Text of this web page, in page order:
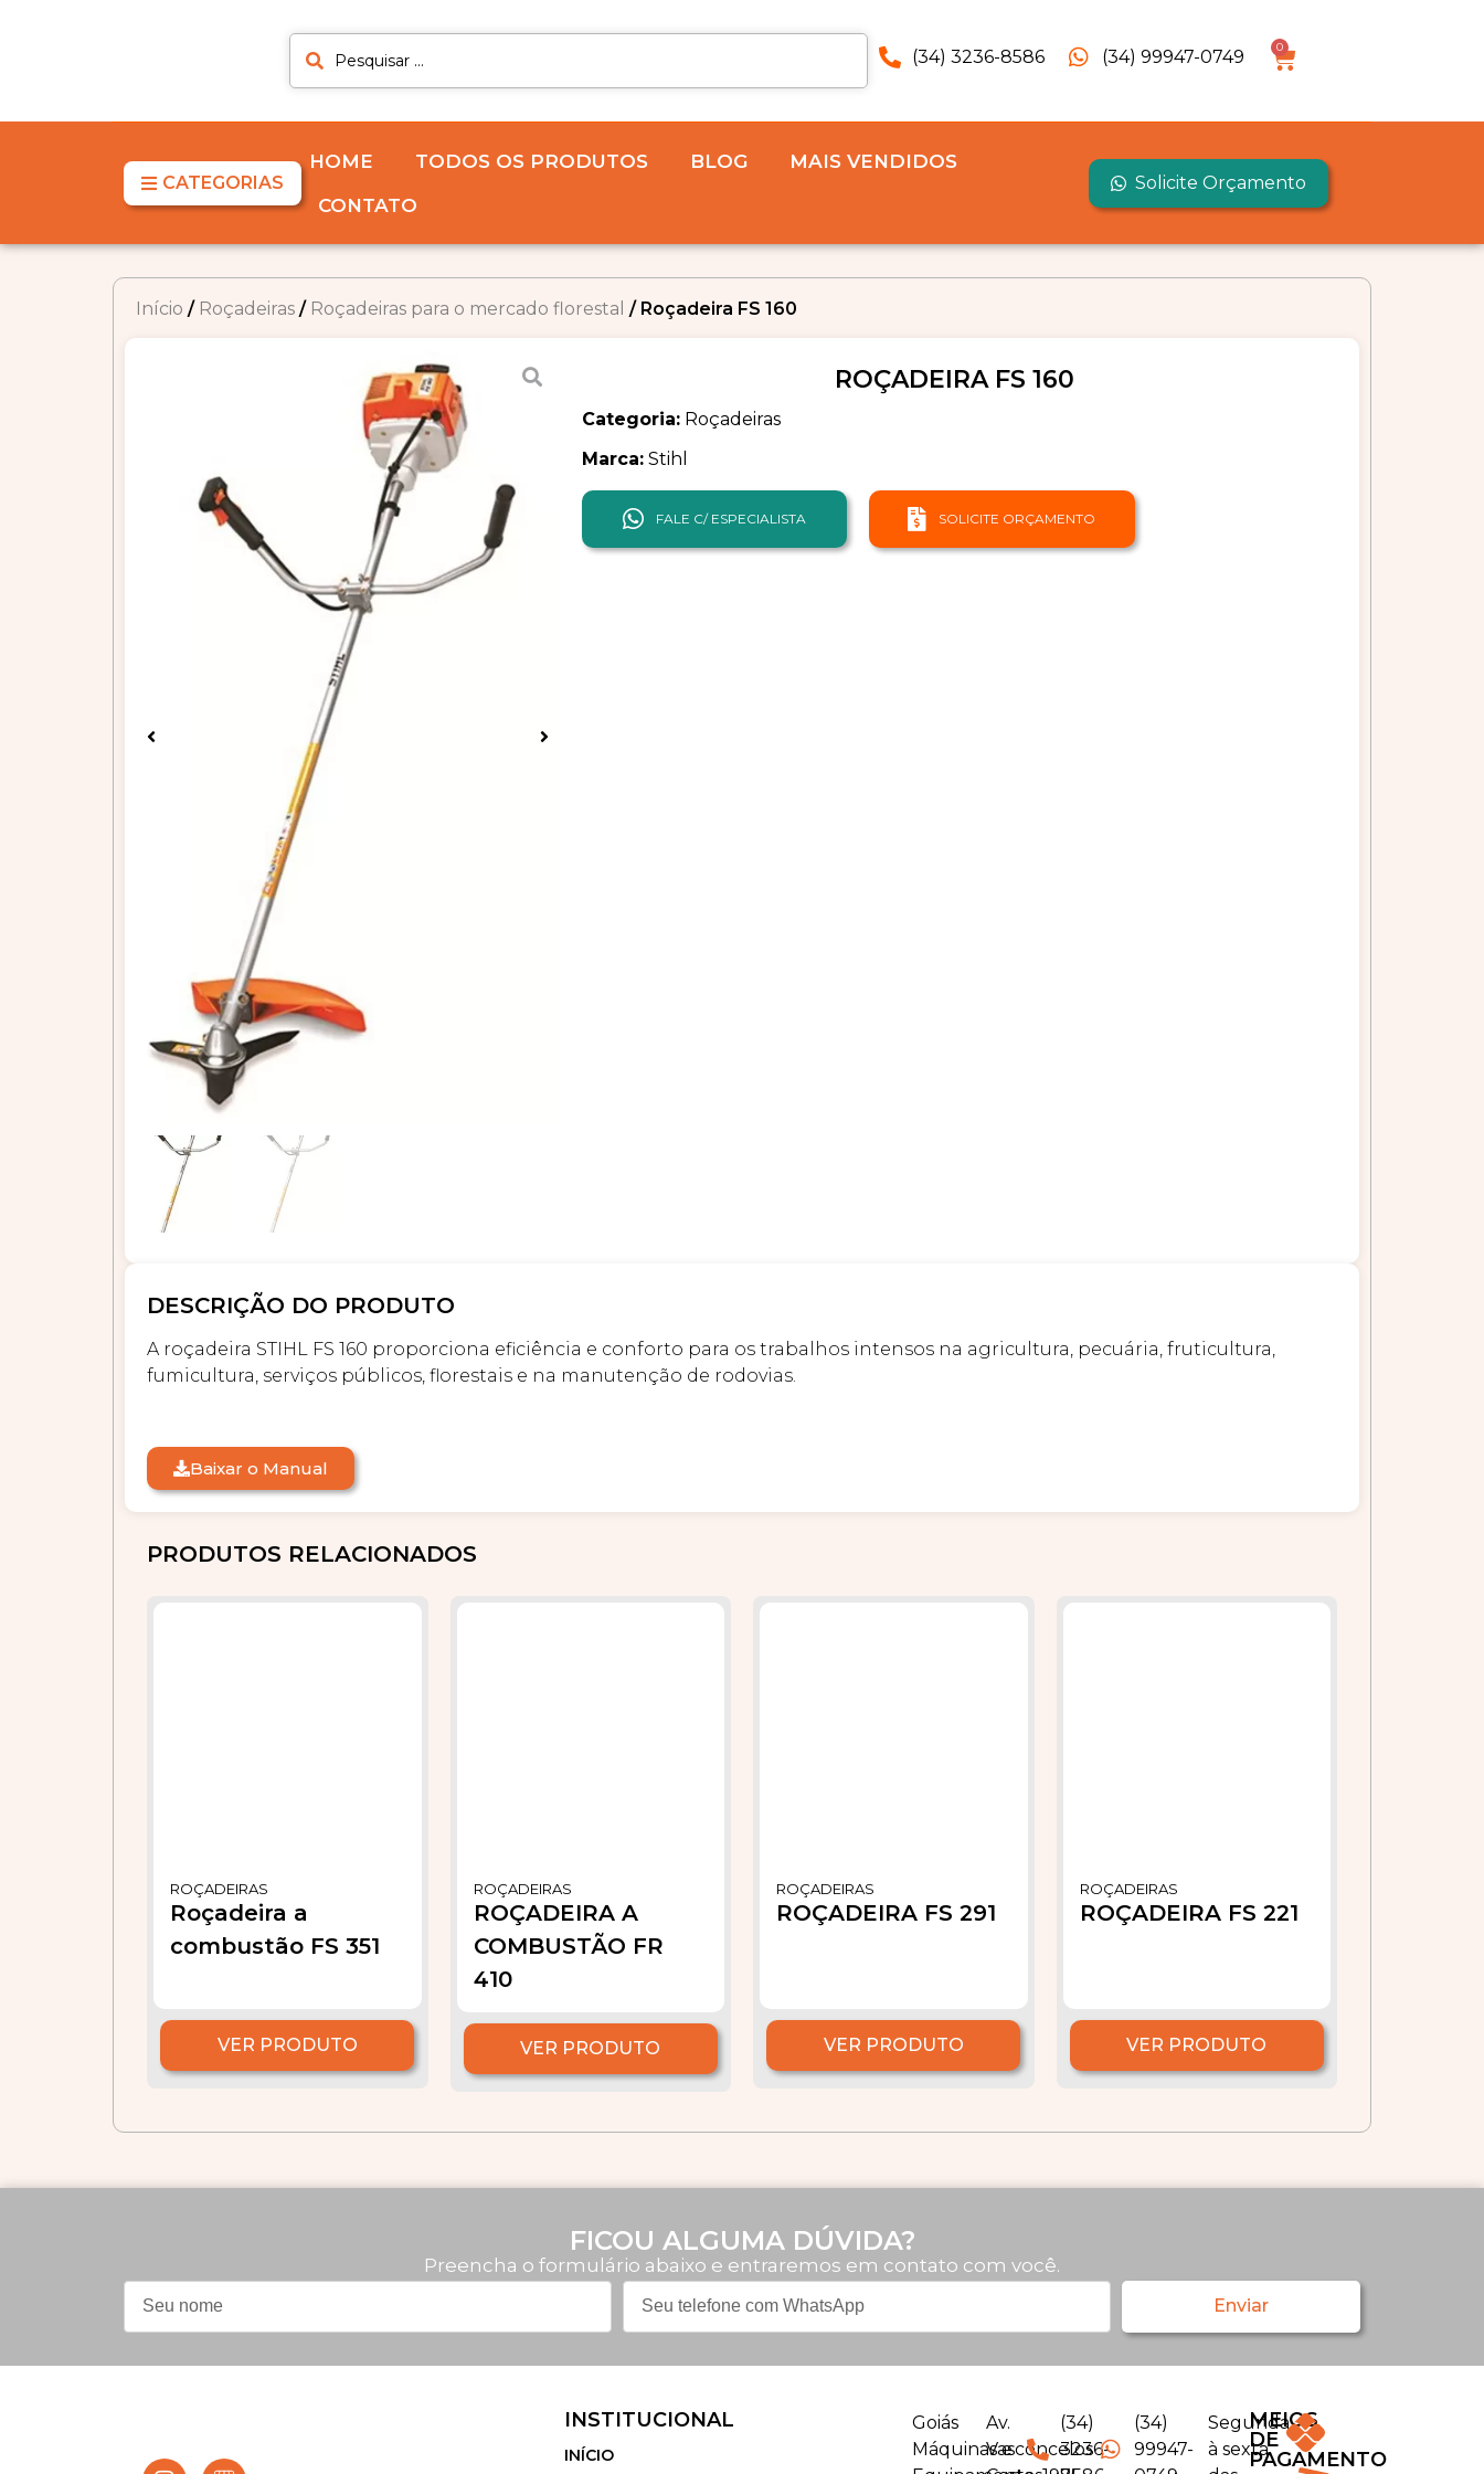
(34) 3236-8586 (34) 99947-0749 0
CATEGORIAS
HOME TODOS OS PRODUTOS BLOG
MAIS VENDIDOS
CONTATO
Solicite Orçamento
Início / Roçadeiras / Roçadeiras para o mercado florestal / Roçadeira FS 160
ROÇADEIRA FS 160
Categoria: Roçadeiras
Marca: Stihl
FALE C/ ESPECIALISTA SOLICITE ORÇAMENTO
DESCRIÇÃO DO PRODUTO
A roçadeira STIHL FS 160 proporciona eficiência e conforto para os trabalhos intensos na agricultura, pecuária, fruticultura,
fumicultura, serviços públicos, florestais e na manutenção de rodovias.
Baixar o Manual
PRODUTOS RELACIONADOS
ROÇADEIRAS
Roçadeira a
combustão FS 351
VER PRODUTO
ROÇADEIRAS
ROÇADEIRA A
COMBUSTÃO FR
410
VER PRODUTO
ROÇADEIRAS
ROÇADEIRA FS 291
VER PRODUTO
ROÇADEIRAS
ROÇADEIRA FS 221
VER PRODUTO
FICOU ALGUMA DÚVIDA?
Preencha o formulário abaixo e entraremos em contato com você.
Enviar
INSTITUCIONAL
INÍCIO
Goiás
Máquinas e
Av.
Vasconcelos
(34)
3236-
(34)
99947-
Segunda
à sexta
MEIOS
DE
PAGAMENTO